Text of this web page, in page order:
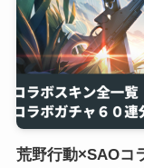
荒野行動×SAOコ